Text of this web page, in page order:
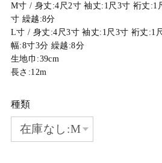
M寸 / 身丈:4尺2寸 袖丈:1尺3寸 裄丈:1
寸 繰越:8分
L寸 / 身丈:4尺3寸 袖丈:1尺3寸 裄丈:1
幅:8寸3分 繰越:8分
生地巾:39cm
長さ:12m
種類